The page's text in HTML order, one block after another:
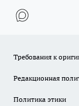
Требования к
Редакционная
Политика этики